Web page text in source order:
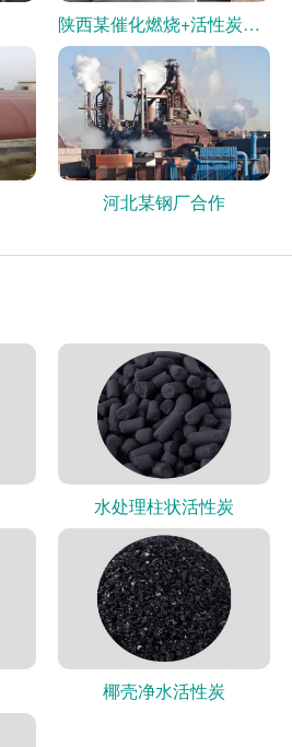
陕西某催化燃烧+活性炭现场
河北某钢厂合作
水处理柱状活性炭
椰壳净水活性炭